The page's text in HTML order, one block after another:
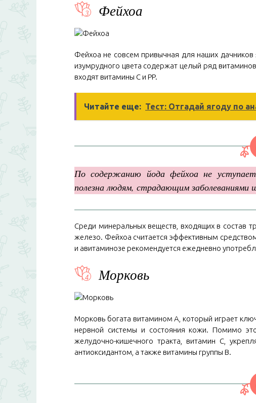
Фейхоа
Фейхоа не совсем привычная для наших
изумрудного цвета содержат целый ряд
входят витамины C и PP.
Читайте еще: Тест: Отгадай ягоду по
По содержанию йода фейхоа не
полезна людям, страдающим заболеваниями
Среди минеральных веществ, входящих в состав
железо. Фейхоа считается эффективным
и авитаминозе рекомендуется ежедневно
Морковь
Морковь богата витамином А, который играет
нервной системы и состояния кожи. Помимо
желудочно-кишечного тракта, витамин С,
антиоксидантом, а также витамины группы B.